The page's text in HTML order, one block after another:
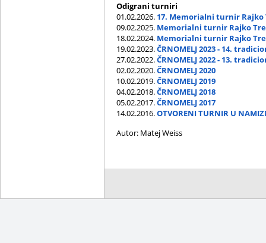
Odigrani turniri
01.02.2026. 17. Memorialni turnir Rajko
09.02.2025. Memorialni turnir Rajko
18.02.2024. Memorialni turnir Rajko
19.02.2023.ČRNOMELJ 2023 - 14.
27.02.2022.ČRNOMELJ 2022 - 13.
02.02.2020.ČRNOMELJ 2020
10.02.2019.ČRNOMELJ 2019
04.02.2018.ČRNOMELJ 2018
05.02.2017.ČRNOMELJ 2017
14.02.2016.OTVORENI TURNIR U
Autor: Matej Weiss